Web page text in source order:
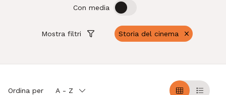
Mostra filtri Storia del cinema
Con media OFF
Ordina per A - Z